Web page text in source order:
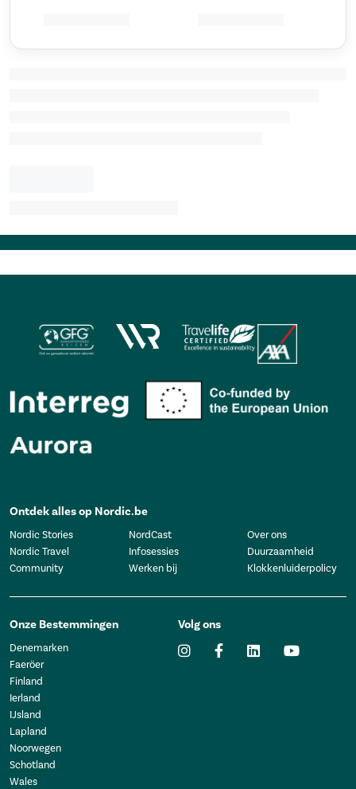
Ontdek alles op Nordic.be
Nordic Stories
Nordic Travel
Community
NordCast
Infosessies
Werken bij
Over ons
Duurzaamheid
Klokkenluiderpolicy
Onze Bestemmingen
Denemarken
Faeröer
Finland
Ierland
IJsland
Lapland
Noorwegen
Schotland
Wales
Volg ons